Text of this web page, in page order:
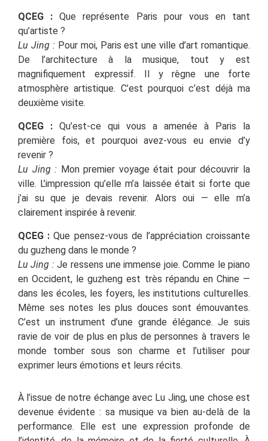
QCEG : Que représente Paris pour vous en tant
qu’artiste ?
Lu Jing :Pour moi, Paris est une ville d’art romantique.
De l’architecture à la musique, tout y est
magnifiquement expressif. Il y règne une forte
atmosphère artistique. C’est pourquoi c’est déjà ma
deuxième visite.
QCEG : Qu’est-ce qui vous a amenée à Paris la
première fois, et pourquoi avez-vous eu envie d’y
revenir ?
Lu Jing : Mon premier voyage était pour découvrir la
ville. L’impression qu’elle m’a laissée était si forte que
j’ai su que je devais revenir. Alors oui — elle m’a
clairement inspirée à revenir.
QCEG : Que pensez-vous de l’appréciation croissante
du guzheng dans le monde ?
Lu Jing :Je ressens une immense joie. Comme le piano
en Occident, le guzheng est très répandu en Chine —
dans les écoles, les foyers, les institutions culturelles.
Même ses notes les plus douces sont émouvantes.
C’est un instrument d’une grande élégance. Je suis
ravie de voir de plus en plus de personnes à travers le
monde tomber sous son charme et l’utiliser pour
exprimer leurs émotions et leurs récits.
À l’issue de notre échange avec Lu Jing, une chose est
devenue évidente : sa musique va bien au-delà de la
performance. Elle est une expression profonde de